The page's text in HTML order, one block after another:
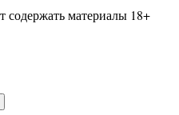
содержать материалы 18+